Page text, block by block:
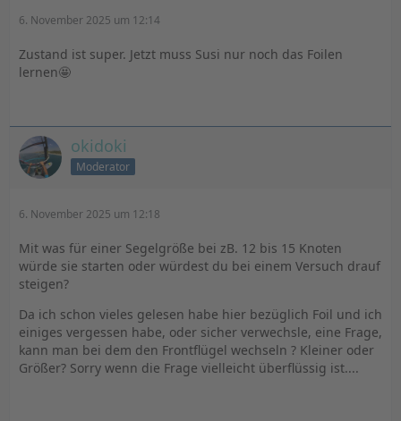
6. November 2025 um 12:14
Zustand ist super. Jetzt muss Susi nur noch das Foilen
lernen🤩
okidoki
Moderator
6. November 2025 um 12:18
Mit was für einer Segelgröße bei zB. 12 bis 15 Knoten
würde sie starten oder würdest du bei einem Versuch drauf
steigen?
Da ich schon vieles gelesen habe hier bezüglich Foil und ich
einiges vergessen habe, oder sicher verwechsle, eine Frage,
kann man bei dem den Frontflügel wechseln ? Kleiner oder
Größer? Sorry wenn die Frage vielleicht überflüssig ist....